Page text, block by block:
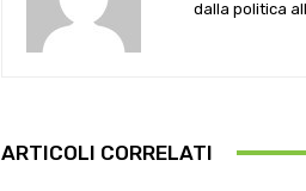
dalla politica
ARTICOLI CORRELATI